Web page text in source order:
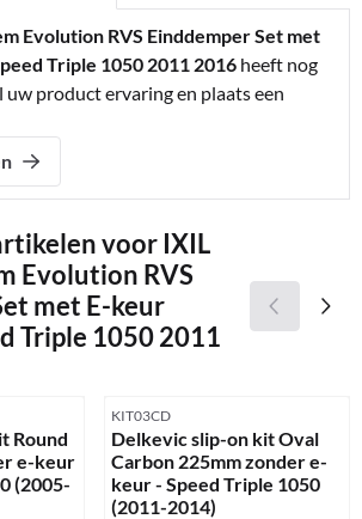
Evolution RVS Einddemper Set met
Triple 1050 2011 2016 heeft nog
uw product ervaring en plaats een
voor IXIL
Evolution RVS
met E-keur
Triple 1050 2011
Round
e-keur
(2005-
Artikelnummer
KIT03CD
Delkevic slip-on kit Oval
Carbon 225mm zonder e-
keur - Speed Triple 1050
(2011-2014)